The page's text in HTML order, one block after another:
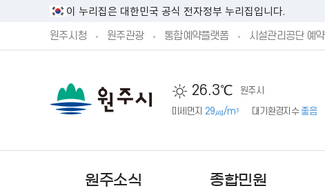
이 누리집은 대한민국 공식 전자정부 누리집입니다.
원주시청 원주관광 통합예약플랫폼 시설관리공단 예약
26.3℃
원주시
미세먼지 29㎍/m³ 대기환경지수 좋음
원주소식 종합민원